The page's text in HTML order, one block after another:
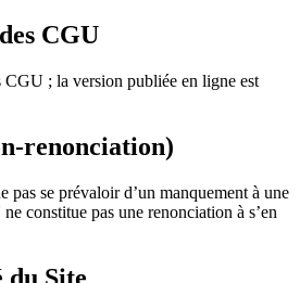
CGU
; la version publiée en ligne est
renonciation)
se prévaloir d’un manquement à une
constitue pas une renonciation à s’en